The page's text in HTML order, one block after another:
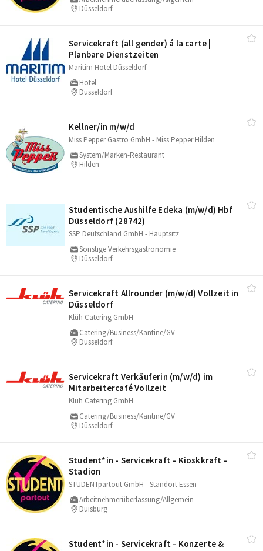
Düsseldorf
Servicekraft (all gender) á la carte |
Planbare Dienstzeiten
Maritim Hotel Düsseldorf
Hotel
Düsseldorf
Kellner/​in m/​w/​d
Miss Pepper Gastro GmbH - Miss Pepper Hilden
System/Marken-Restaurant
Hilden
Studentische Aushilfe Edeka (m/​w/​d) Hbf
Düsseldorf (28742)
SSP Deutschland GmbH - Hauptsitz
Sonstige Verkehrsgastronomie
Düsseldorf
Servicekraft Allrounder (m/​w/​d) Vollzeit in
Düsseldorf
Klüh Catering GmbH
Catering/Business/Kantine/GV
Düsseldorf
Servicekraft Verkäuferin (m/​w/​d) im
Mitarbeitercafé Vollzeit
Klüh Catering GmbH
Catering/Business/Kantine/GV
Düsseldorf
Student*in - Servicekraft - Kioskkraft -
Stadion
STUDENTpartout GmbH - Standort Essen
Arbeitnehmerüberlassung/Allgemein
Duisburg
Student*in - Servicekraft - Konzerte &